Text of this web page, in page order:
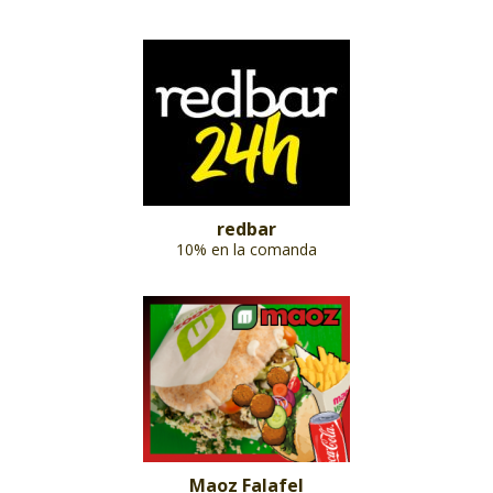
redbar
10% en la comanda
Maoz Falafel